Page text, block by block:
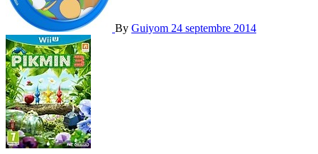
By Guiyom 24 septembre 2014